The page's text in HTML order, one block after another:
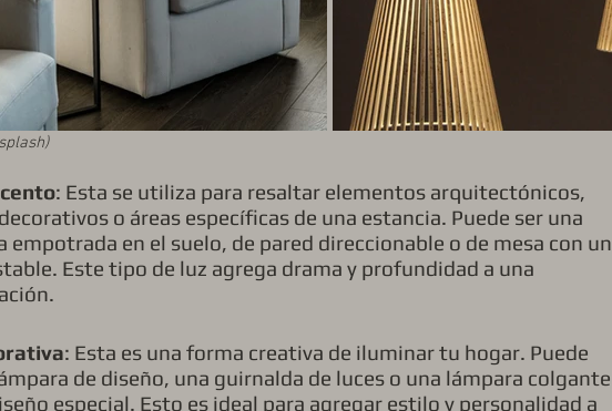
: Esta se utiliza para resaltar elementos arquitectónicos,
o áreas específicas de una estancia. Puede ser una
empotrada en el suelo, de pared direccionable o de mesa con un
Este tipo de luz agrega drama y profundidad a una
: Esta es una forma creativa de iluminar tu hogar. Puede
de diseño, una guirnalda de luces o una lámpara colgante
especial. Esto es ideal para agregar estilo y personalidad a